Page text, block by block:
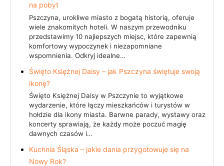
na pobyt
Pszczyna, urokliwe miasto z bogatą historią, oferuje
wiele znakomitych hoteli. W naszym przewodniku
przedstawimy 10 najlepszych miejsc, które zapewnią
komfortowy wypoczynek i niezapomniane
wspomnienia. Odkryj idealne…
Święto Księżnej Daisy – jak Pszczyna świętuje swoją
ikonę?
Święto Księżnej Daisy w Pszczynie to wyjątkowe
wydarzenie, które łączy mieszkańców i turystów w
hołdzie dla ikony miasta. Barwne parady, wystawy oraz
koncerty sprawiają, że każdy może poczuć magię
dawnych czasów i…
Kuchnia Śląska – jakie dania przygotowuje się na
Nowy Rok?